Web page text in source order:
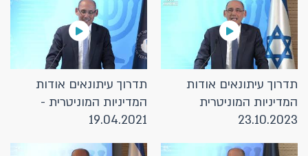
תדרוך עיתונאים אודות
המדיניות המוניטרית
23.10.2023
תדרוך עיתונאים אודות
המדיניות המוניטרית -
19.04.2021